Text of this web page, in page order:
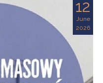
12
June
2026